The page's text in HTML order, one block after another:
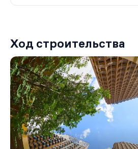
Ход строительства